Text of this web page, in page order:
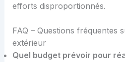
efforts disproportionnés.
FAQ – Questions fréquentes
extérieur
Quel budget prévoir pour